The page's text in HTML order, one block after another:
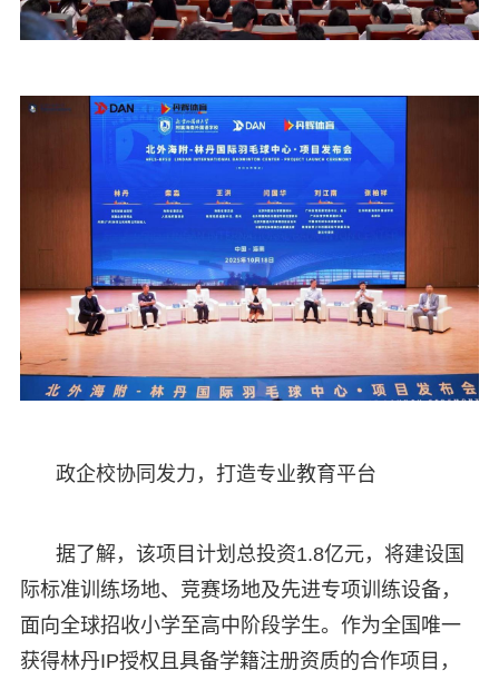
政企校协同发力，打造专业教育平台
据了解，该项目计划总投资1.8亿元，将建设国
际标准训练场地、竞赛场地及先进专项训练设备，
面向全球招收小学至高中阶段学生。作为全国唯一
获得林丹IP授权且具备学籍注册资质的合作项目，